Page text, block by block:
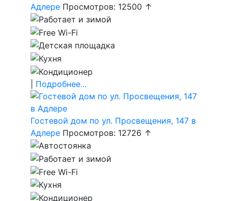
Адлере Просмотров: 12500 ↑
Подробнее...
Гостевой дом по ул. Просвещения, 147 в
Адлере Просмотров: 12726 ↑